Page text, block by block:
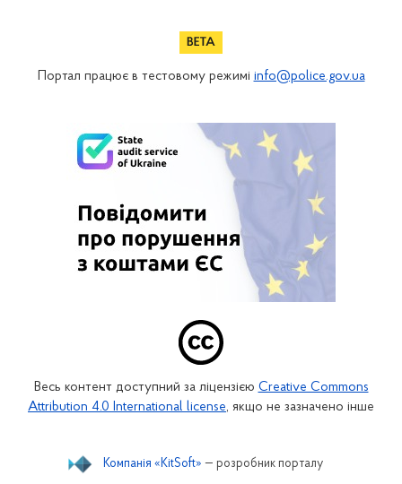
Портал працює в тестовому режимі info@police.gov.ua
Весь контент доступний за ліцензією Creative Commons
Attribution 4.0 International license, якщо не зазначено інше
Компанія «KitSoft» — розробник порталу